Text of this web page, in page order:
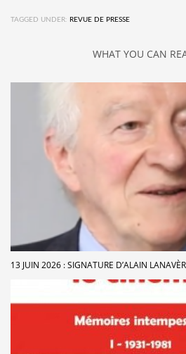
TAGGED UNDER: REVUE DE PRESSE
WHAT YOU CAN
13 JUIN 2026 : SIGNATURE D’ALAIN